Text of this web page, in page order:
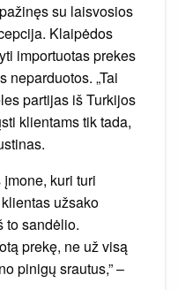
su laisvosios
Klaipėdos
importuotas prekes
neparduotos. „Tai
partijas iš Turkijos
klientams tik tada,
kuri turi
užsako
to sandėlio.
prekę, ne už visą
pinigų srautus,” –